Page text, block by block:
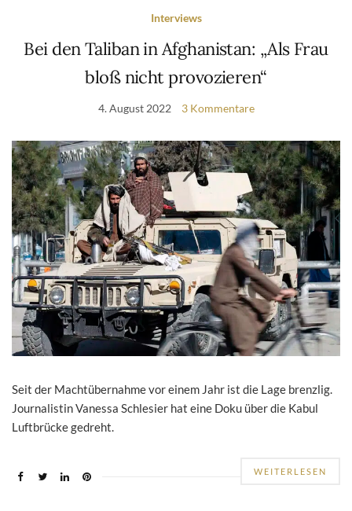
Interviews
Bei den Taliban in Afghanistan: „Als Frau
bloß nicht provozieren“
4. August 2022 3 Kommentare
Seit der Machtübernahme vor einem Jahr ist die Lage brenzlig.
Journalistin Vanessa Schlesier hat eine Doku über die Kabul
Luftbrücke gedreht.
WEITERLESEN